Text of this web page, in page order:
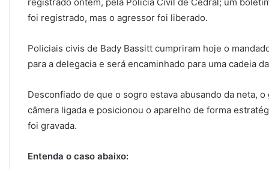
foi registrado, mas o agressor foi liberado.
Policiais civis de Bady Bassitt cumpriram hoje o
para a delegacia e será encaminhado para uma cadeia
Desconfiado de que o sogro estava abusando da neta,
câmera ligada e posicionou o aparelho de forma
foi gravada.
Entenda o caso abaixo: